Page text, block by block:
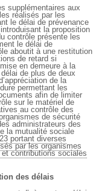
supplémentaires aux
réalisés par les
le délai de prévenance
la proposition
contrôle présente les
le délai de
aboutit à une restitution
de retard si
en demeure à la
de plus de deux
de la
permettant les
afin de limiter
sur le matériel de
au contrôle des
de sécurité
administrateurs des
la mutualité sociale
portant diverses
par les organismes
contributions sociales
des délais